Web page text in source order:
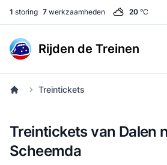
1 storing 7 werkzaamheden 20 °C
Rijden de Treinen
Treintickets
Treintickets van Dalen
Scheemda